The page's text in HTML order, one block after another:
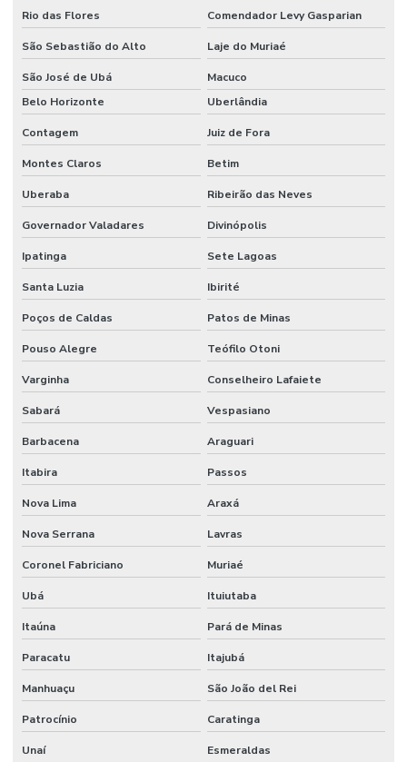
Mangueira Hidráulica
Mangueira Hidráulica Alta Pressão
Mangueira Hidráulica Para Alta Temperatura Minas Gerais
Mangueira Jato Areia
Mangueira Pneumática
Mangueira Pneumática Para Indústria Em Minas Gerais
Mangueira Pvc Sucção
Manômetro De Pressão Com Glicerina Em Minas Gerais
Manômetro De Pressão Inox Vertical
Manômetro De Pressão Npt Horizontal Em São Paulo
Mola Proteção Plástica
Onde Comprar Válvula Esfera Bi Partida
Onde Encontrar Conexão Instantânea Plástica Em Minas Gerais
Preço Registro Gaveta Pleno Em Minas Gerais
Registro Gaveta Pleno
Tomador Pressão
Tubo Flexível Inox
Rio das Flores Comendador Levy Gasparian
São Sebastião do Alto Laje do Muriaé
São José de Ubá
Macuco
Belo Horizonte
Uberlândia
Contagem Juiz de Fora
Montes Claros Betim
Uberaba Ribeirão das Neves
Governador Valadares Divinópolis
Ipatinga Sete Lagoas
Santa Luzia Ibirité
Poços de Caldas Patos de Minas
Pouso Alegre Teófilo Otoni
Varginha Conselheiro Lafaiete
Sabará Vespasiano
Barbacena Araguari
Itabira Passos
Nova Lima Araxá
Nova Serrana Lavras
Coronel Fabriciano Muriaé
Ubá Ituiutaba
Itaúna Pará de Minas
Paracatu Itajubá
Manhuaçu São João del Rei
Patrocínio Caratinga
Unaí Esmeraldas